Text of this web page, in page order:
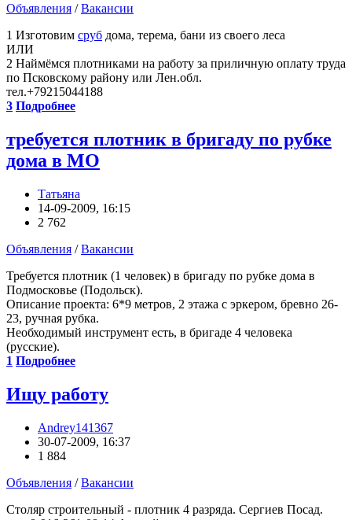
Объявления /Вакансии
1 Изготовим сруб дома, терема, бани из своего леса
ИЛИ
2 Наймёмся плотниками на работу за приличную оплату труда
по Псковскому району или Лен.обл.
тел.+79215044188
3 Подробнее
требуется плотник в бригаду по рубке
дома в МО
Татьяна
14-09-2009, 16:15
2 762
Объявления /Вакансии
Требуется плотник (1 человек) в бригаду по рубке дома в
Подмосковье (Подольск).
Описание проекта: 6*9 метров, 2 этажа с эркером, бревно 26-
23, ручная рубка.
Необходимый инструмент есть, в бригаде 4 человека
(русские).
1 Подробнее
Ищу работу
Andrey141367
30-07-2009, 16:37
1 884
Объявления /Вакансии
Столяр строительный - плотник 4 разряда. Сергиев Посад.